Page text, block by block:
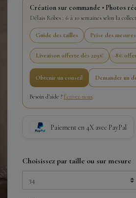
Création sur commande • Photos
Délais Robes : 6 à 10 semaines selon la
Guide des tailles Prise des mesures
Livraison offerte dès 229€ 8€
Obtenir un conseil Demander un
Besoin d’aide ? Écrivez-nous.
Paiement en 4X avec PayPal
Choisissez par taille ou sur mesure